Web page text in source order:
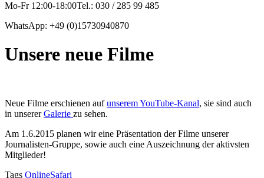
Mo-Fr 12:00-18:00Tel.: 030 / 285 99 485
WhatsApp: +49 (0)15730940870
Unsere neue Filme
Neue Filme erschienen aufunserem YouTube-Kanal, sie sind auch
in unsererGalerie zu sehen.
Am 1.6.2015 planen wir eine Präsentation der Filme unserer
Journalisten-Gruppe, sowie auch eine Auszeichnung der aktivsten
Mitglieder!
Tags OnlineSafari